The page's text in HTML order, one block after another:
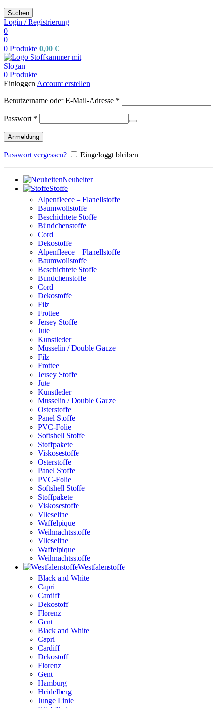
Suchen
Login / Registrierung
0
0
0 Produkte 0,00 €
0 Produkte
Einloggen Account erstellen
Benutzername oder E-Mail-Adresse *
Passwort *
Anmeldung
Passwort vergessen? Eingeloggt bleiben
Neuheiten
Stoffe
Alpenfleece – Flanellstoffe
Baumwollstoffe
Beschichtete Stoffe
Bündchenstoffe
Cord
Dekostoffe
Alpenfleece – Flanellstoffe
Baumwollstoffe
Beschichtete Stoffe
Bündchenstoffe
Cord
Dekostoffe
Filz
Frottee
Jersey Stoffe
Jute
Kunstleder
Musselin / Double Gauze
Filz
Frottee
Jersey Stoffe
Jute
Kunstleder
Musselin / Double Gauze
Osterstoffe
Panel Stoffe
PVC-Folie
Softshell Stoffe
Stoffpakete
Viskosestoffe
Osterstoffe
Panel Stoffe
PVC-Folie
Softshell Stoffe
Stoffpakete
Viskosestoffe
Vlieseline
Waffelpique
Weihnachtsstoffe
Vlieseline
Waffelpique
Weihnachtsstoffe
Westfalenstoffe
Black and White
Capri
Cardiff
Dekostoff
Florenz
Gent
Black and White
Capri
Cardiff
Dekostoff
Florenz
Gent
Hamburg
Heidelberg
Junge Linie